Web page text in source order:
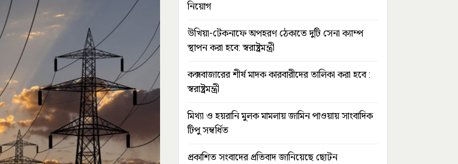
নিয়োগ
উখিয়া-টেকনাফে অপহরণ ঠেকাতে দুটি সেনা ক্যাম্প
স্থাপন করা হবে: স্বরাষ্ট্রমন্ত্রী
কক্সবাজারের শীর্ষ মাদক কারবারীদের তালিকা করা হবে :
স্বরাষ্ট্রমন্ত্রী
মিথ্যা ও হয়রানি মুলক মামলায় জামিন পাওয়ায় সাংবাদিক
টিপু সম্বর্ধিত
প্রকাশিত সংবাদের প্রতিবাদ জানিয়েছে ছোটন